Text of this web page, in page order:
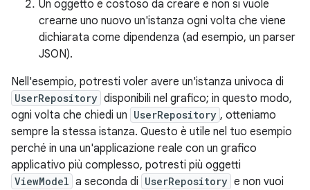
Un oggetto è costoso da creare e non si vuole
crearne uno nuovo un'istanza ogni volta che viene
dichiarata come dipendenza (ad esempio, un parser
JSON).
Nell'esempio, potresti voler avere un'istanza univoca di
UserRepository disponibili nel grafico; in questo modo,
ogni volta che chiedi un UserRepository , otteniamo
sempre la stessa istanza. Questo è utile nel tuo esempio
perché in una un'applicazione reale con un grafico
applicativo più complesso, potresti più oggetti
ViewModel a seconda di UserRepository e non vuoi